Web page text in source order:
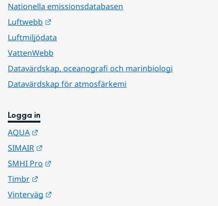
Nationella emissionsdatabasen
Luftwebb
Luftmiljödata
VattenWebb
Datavärdskap, oceanografi och marinbiologi
Datavärdskap för atmosfärkemi
Logga in
AQUA
SIMAIR
SMHI Pro
Timbr
Vinterväg